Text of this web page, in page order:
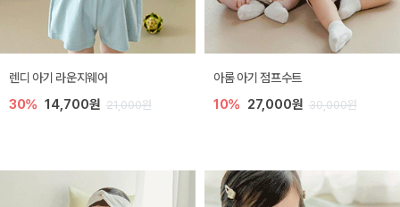
렌디 아기 라운지웨어
30% 14,700원 21,000원
아롬 아기 점프수트
10% 27,000원 30,000원